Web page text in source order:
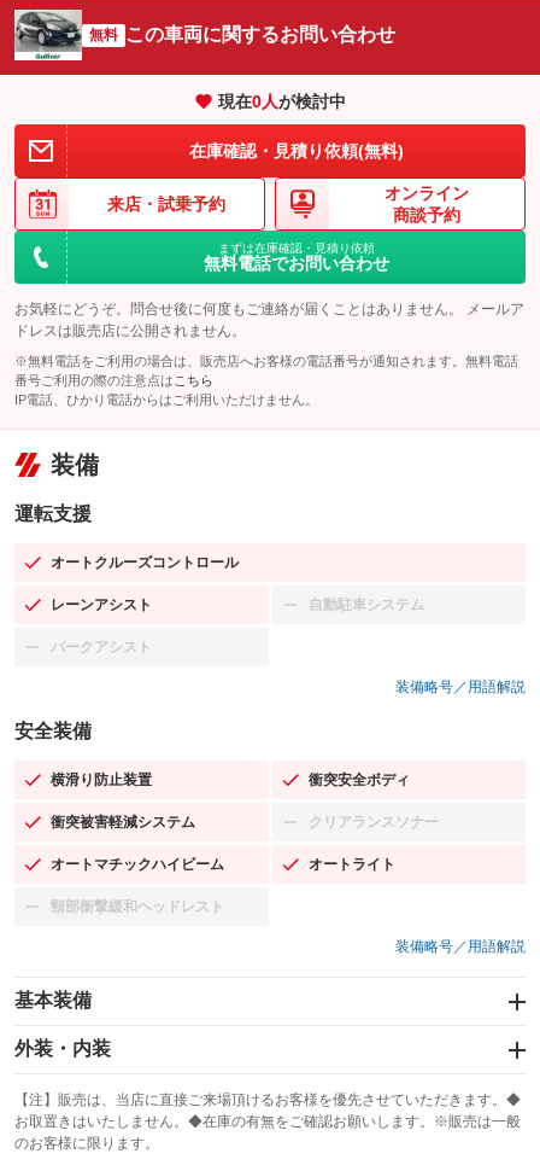
無料 この車両に関するお問い合わせ
現在0人が検討中
在庫確認・見積り依頼(無料)
来店・ 試乗予約
オンライン
商談予約
まずは在庫確認・見積り依頼
無料電話でお問い合わせ
お気軽にどうぞ。問合せ後に何度もご連絡が届くことはありません。 メールア
ドレスは販売店に公開されません。
※無料電話をご利用の場合は、販売店へお客様の電話番号が通知されます。無料電話
番号ご利用の際の注意点は こちら
IP電話、ひかり電話からはご利用いただけません。
装備
運転支援
オートクルーズコントロール
：装備あり
レーンアシスト
：装備あり 自動駐車システム
：装備なし
パークアシスト
：装備なし
装備略号／用語解説
安全装備
横滑り防止装置
：装備あり 衝突安全ボディ
：装備あり
衝突被害軽減システム
：装備あり クリアランスソナー
：装備なし
オートマチックハイビーム
：装備あり オートライト
：装備あり
頸部衝撃緩和ヘッドレスト
：装備なし
装備略号／用語解説
基本装備
エアバッグ：運転席/助手席
：装備あり
：装備なし
サンルーフ
：装備なし ABS
外装・内装
カーナビ：SDナビ
：装備あり
TV
：装備なし
【注】販売は、当店に直接ご来場頂けるお客様を優先させていただきます。◆
お取置きはいたしません。◆在庫の有無をご確認お願いします。※販売は一般
のお客様に限ります。